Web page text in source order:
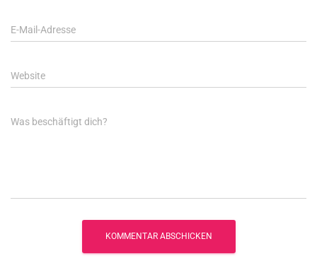
E-Mail-Adresse
Website
Was beschäftigt dich?